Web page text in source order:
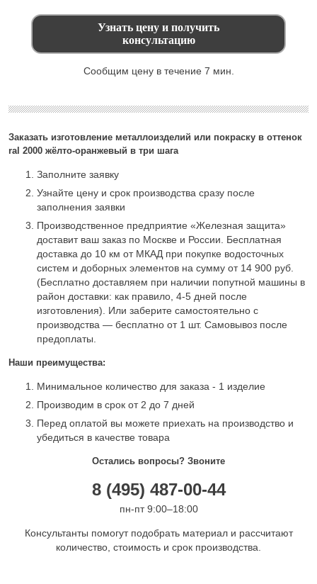
Заказать изготовление металлоизделий или покраску в оттенок
ral 2000 жёлто-оранжевый в три шага
Заполните заявку
Узнайте цену и срок производства сразу после
заполнения заявки
Производственное предприятие «Железная защита»
доставит ваш заказ по Москве и России. Бесплатная
доставка до 10 км от МКАД при покупке водосточных
систем и доборных элементов на сумму от 14 900 руб.
(Бесплатно доставляем при наличии попутной машины в
район доставки: как правило, 4-5 дней после
изготовления). Или заберите самостоятельно с
производства — бесплатно от 1 шт. Самовывоз после
предоплаты.
Наши преимущества:
Минимальное количество для заказа - 1 изделие
Производим в срок от 2 до 7 дней
Перед оплатой вы можете приехать на производство и
убедиться в качестве товара
Сообщим цену в течение 7 мин.
Остались вопросы? Звоните
8 (495) 487-00-44
пн-пт 9:00–18:00
Консультанты помогут подобрать материал и рассчитают
количество, стоимость и срок производства.